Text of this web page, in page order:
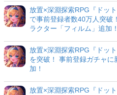
放置×深淵探索RPG『ドッ
で事前登録者数40万人突破
ラクター「フィルム」追加！
放置×深淵探索RPG『ドッ
を突破！ 事前登録ガチャに
加！
放置×深淵探索RPG『ドッ